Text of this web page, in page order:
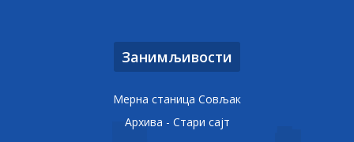
Занимљивости
Мерна станица Совљак
Архива - Стари сајт